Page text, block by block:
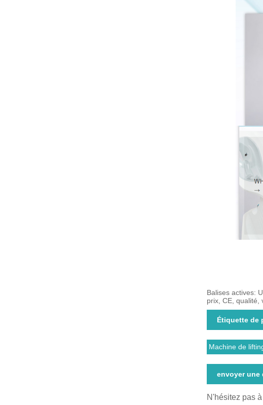
Balises actives:
prix, CE, qualité,
Étiquette de
Machine de
envoyer une
N'hésitez pas